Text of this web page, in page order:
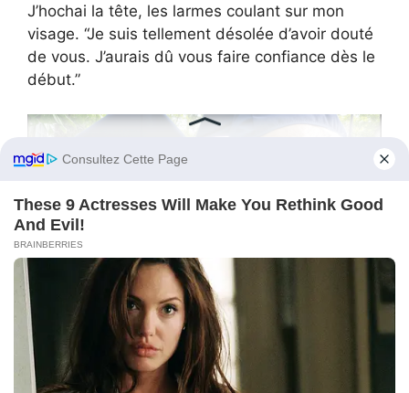
J’hochai la tête, les larmes coulant sur mon
visage. “Je suis tellement désolée d’avoir douté
de vous. J’aurais dû vous faire confiance dès le
début.”